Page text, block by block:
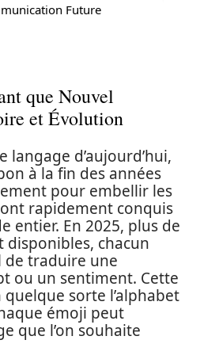
Future
que Nouvel
et Évolution
langage d’aujourd’hui,
à la fin des années
pour embellir les
rapidement conquis
entier. En 2025, plus de
disponibles, chacun
traduire une
ou un sentiment. Cette
sorte l’alphabet
émoji peut
que l’on souhaite